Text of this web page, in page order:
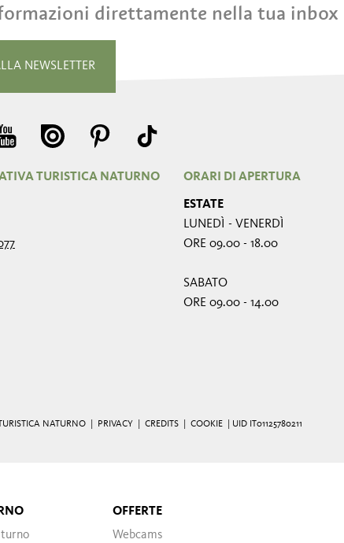
direttamente nella tua inbox
NEWSLETTER
TURISTICA NATURNO ORARI DI APERTURA
ESTATE
LUNEDÌ - VENERDÌ
ORE 09.00 - 18.00
SABATO
ORE 09.00 - 14.00
NATURNO | PRIVACY CREDITS COOKIE | UID IT01125780211
OFFERTE
Webcams